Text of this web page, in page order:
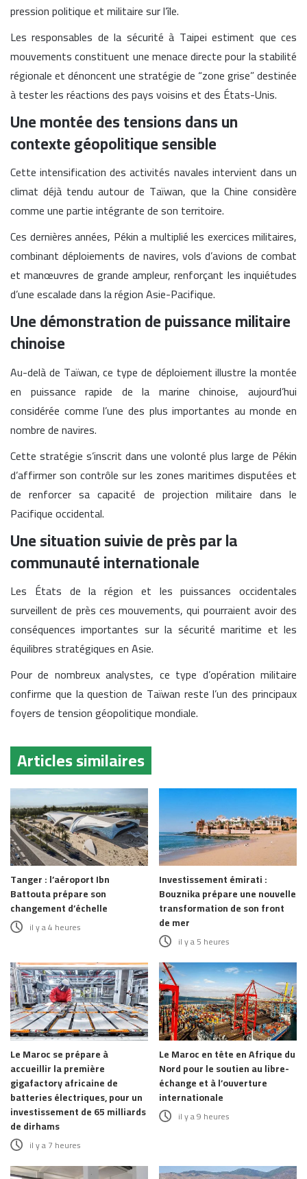
pression politique et militaire sur l’île.
Les responsables de la sécurité à Taipei estiment que ces
mouvements constituent une menace directe pour la stabilité
régionale et dénoncent une stratégie de “zone grise” destinée
à tester les réactions des pays voisins et des États-Unis.
Une montée des tensions dans un
contexte géopolitique sensible
Cette intensification des activités navales intervient dans un
climat déjà tendu autour de Taïwan, que la Chine considère
comme une partie intégrante de son territoire.
Ces dernières années, Pékin a multiplié les exercices militaires,
combinant déploiements de navires, vols d’avions de combat
et manœuvres de grande ampleur, renforçant les inquiétudes
d’une escalade dans la région Asie-Pacifique.
Une démonstration de puissance militaire
chinoise
Au-delà de Taïwan, ce type de déploiement illustre la montée
en puissance rapide de la marine chinoise, aujourd’hui
considérée comme l’une des plus importantes au monde en
nombre de navires.
Cette stratégie s’inscrit dans une volonté plus large de Pékin
d’affirmer son contrôle sur les zones maritimes disputées et
de renforcer sa capacité de projection militaire dans le
Pacifique occidental.
Une situation suivie de près par la
communauté internationale
Les États de la région et les puissances occidentales
surveillent de près ces mouvements, qui pourraient avoir des
conséquences importantes sur la sécurité maritime et les
équilibres stratégiques en Asie.
Pour de nombreux analystes, ce type d’opération militaire
confirme que la question de Taïwan reste l’un des principaux
foyers de tension géopolitique mondiale.
Articles similaires
Tanger : l’aéroport Ibn
Battouta prépare son
changement d’échelle
il y a 4 heures
Investissement émirati :
Bouznika prépare une nouvelle
transformation de son front
de mer
il y a 5 heures
Le Maroc se prépare à
accueillir la première
gigafactory africaine de
batteries électriques, pour un
investissement de 65 milliards
de dirhams
il y a 7 heures
Le Maroc en tête en Afrique du
Nord pour le soutien au libre-
échange et à l’ouverture
internationale
il y a 9 heures